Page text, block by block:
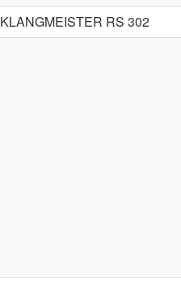
KLANGMEISTER RS 302